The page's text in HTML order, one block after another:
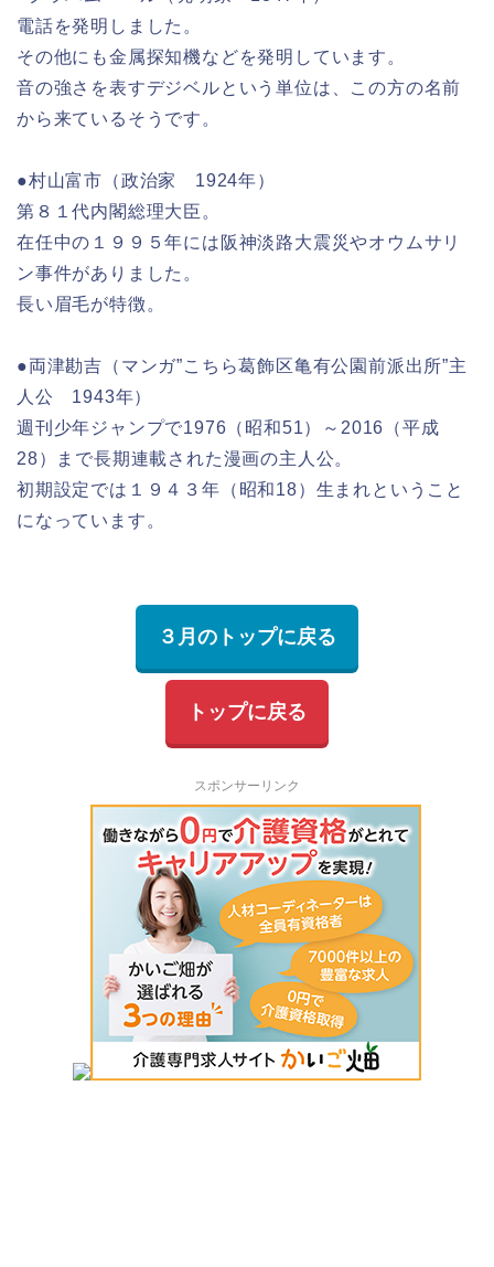
電話を発明しました。
その他にも金属探知機などを発明しています。
音の強さを表すデジベルという単位は、この方の名前
から来ているそうです。
●村山富市（政治家 1924年）
第８１代内閣総理大臣。
在任中の１９９５年には阪神淡路大震災やオウムサリ
ン事件がありました。
長い眉毛が特徴。
●両津勘吉（マンガ”こちら葛飾区亀有公園前派出所”主
人公 1943年）
週刊少年ジャンプで1976（昭和51）～2016（平成
28）まで長期連載された漫画の主人公。
初期設定では１９４３年（昭和18）生まれということ
になっています。
３月のトップに戻る
トップに戻る
スポンサーリンク